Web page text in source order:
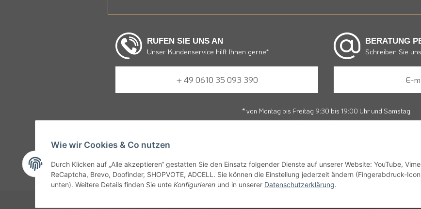
RUFEN SIE UNS AN
Unser Kundenservice hilft Ihnen gerne*
+ 49 0610 35 093 390
BERATUNG
Schreiben Sie
E-
* von Montag bis Freitag 9:30 bis 19:00 Uhr und Samstag
von 10:00 bis 15:00 Uhr zum Ortstarif.
Gemäß § 9 JuSchG dürfen Bier, Wein, weinähnliche Getränke und Schaumwein sowie Mischungen mit
16 Jahren nicht abgegeben oder verkaufen werden. Daher appelieren wir an alle, ehrliche
Jugendlichen unter 18 Jahren ist es nicht erlaubt, bei zeitfurwein.de zu
Wie wir Cookies & Co nutzen
Durch Klicken auf „Alle akzeptieren“ gestatten Sie den Einsatz folgender Dienste auf unserer Website: YouTube,
ReCaptcha, Brevo, Doofinder, SHOPVOTE, ADCELL. Sie können die Einstellung jederzeit ändern (Fingerabdruck-
unten). Weitere Details finden Sie unte Konfigurieren und in unserer Datenschutzerklärung.